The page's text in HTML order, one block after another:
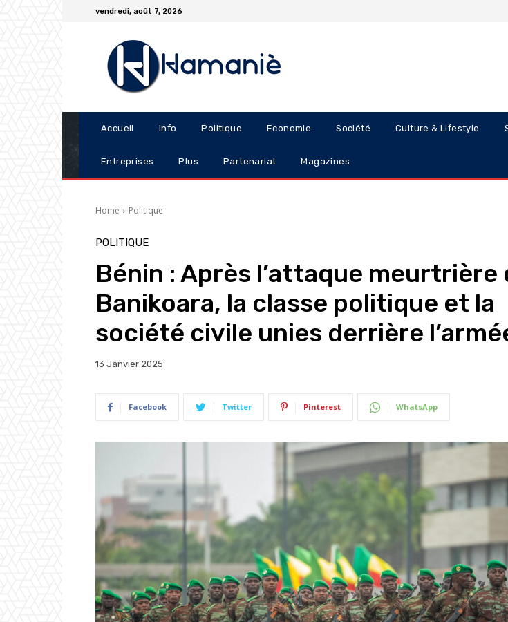
vendredi, août 7, 2026
Accueil Info Politique Economie Société Culture & Lifestyle
Entreprises Plus Partenariat Magazines
Home Politique
POLITIQUE
Bénin : Après l’attaque meurtrière
Banikoara, la classe politique et la
société civile unies derrière
13 Janvier 2025
Facebook Twitter Pinterest WhatsApp